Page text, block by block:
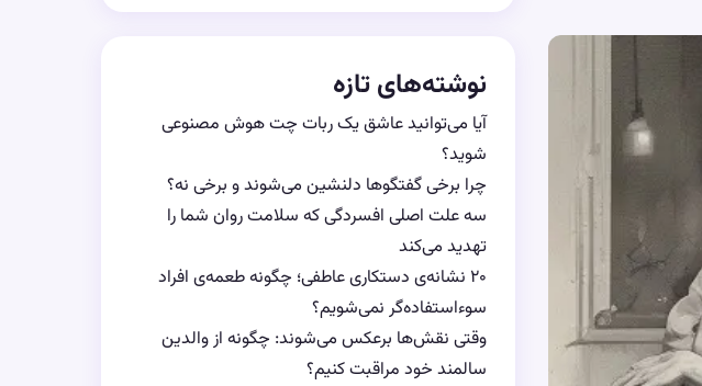
نوشته‌های تازه
آیا می‌توانید عاشق یک ربات چت هوش مصنوعی
شوید؟
چرا برخی گفتگوها دلنشین می‌شوند و برخی نه؟
سه علت اصلی افسردگی که سلامت روان شما را
تهدید می‌کند
۲۰ نشانه‌ی دستکاری عاطفی؛ چگونه طعمه‌ی افراد
سوءاستفاده‌گر نمی‌شویم؟
وقتی نقش‌ها برعکس می‌شوند: چگونه از والدین
سالمند خود مراقبت کنیم؟